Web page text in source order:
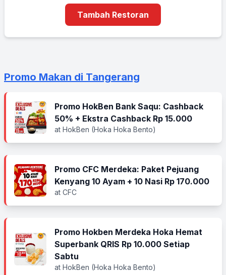
Tambah Restoran
Promo Makan di Tangerang
Promo HokBen Bank Saqu: Cashback
50% + Ekstra Cashback Rp 15.000
at HokBen (Hoka Hoka Bento)
Promo CFC Merdeka: Paket Pejuang
Kenyang 10 Ayam + 10 Nasi Rp 170.000
at CFC
Promo Hokben Merdeka Hoka Hemat
Superbank QRIS Rp 10.000 Setiap
Sabtu
at HokBen (Hoka Hoka Bento)